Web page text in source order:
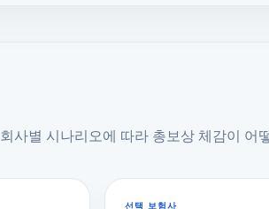
사별 시나리오에 따라 총보상 체감이 어
선택 보험사